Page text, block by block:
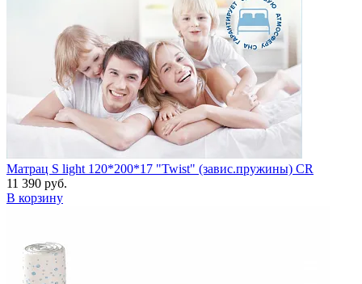
Матрац S light 120*200*17 "Twist" (завис.пружины) CR
11 390 руб.
В корзину